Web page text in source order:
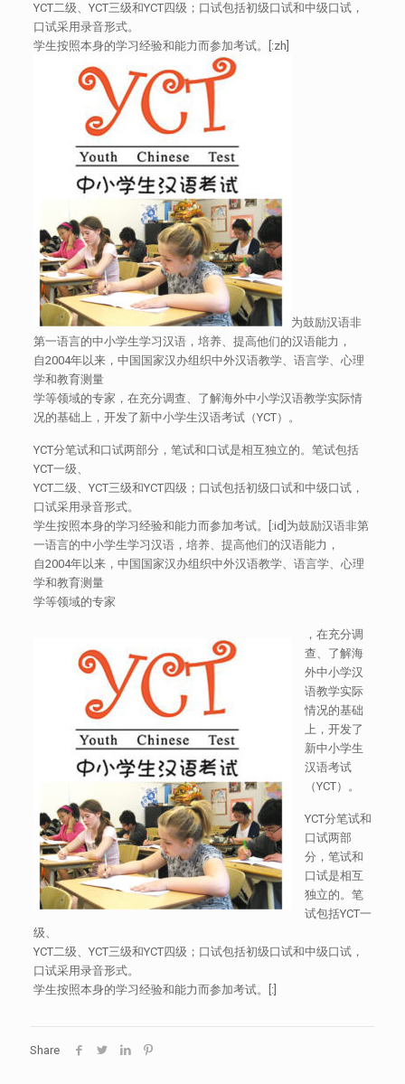
YCT二级、YCT三级和YCT四级；口试包括初级口试和中级口试，
口试采用录音形式。
学生按照本身的学习经验和能力而参加考试。[:zh]
为鼓励汉语非
第一语言的中小学生学习汉语，培养、提高他们的汉语能力，
自2004年以来，中国国家汉办组织中外汉语教学、语言学、心理
学和教育测量
学等领域的专家，在充分调查、了解海外中小学汉语教学实际情
况的基础上，开发了新中小学生汉语考试（YCT）。
YCT分笔试和口试两部分，笔试和口试是相互独立的。笔试包括
YCT一级、
YCT二级、YCT三级和YCT四级；口试包括初级口试和中级口试，
口试采用录音形式。
学生按照本身的学习经验和能力而参加考试。[:id]为鼓励汉语非第
一语言的中小学生学习汉语，培养、提高他们的汉语能力，
自2004年以来，中国国家汉办组织中外汉语教学、语言学、心理
学和教育测量
学等领域的专家
，在充分调
查、了解海
外中小学汉
语教学实际
情况的基础
上，开发了
新中小学生
汉语考试
（YCT）。
YCT分笔试和
口试两部
分，笔试和
口试是相互
独立的。笔
试包括YCT一
级、
YCT二级、YCT三级和YCT四级；口试包括初级口试和中级口试，
口试采用录音形式。
学生按照本身的学习经验和能力而参加考试。[:]
Share